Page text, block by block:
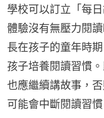
學校可以訂立「每
體驗沒有無壓力閱
長在孩子的童年時
孩子培養閱讀習慣
也應繼續講故事，
可能會中斷閱讀習慣